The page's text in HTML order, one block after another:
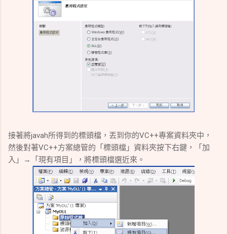
接著將javah所得到的標頭檔，丟到你的VC++專案資料夾中，
然後對著VC++方案總管的「標頭檔」資料夾按下右鍵，「加
入」→「現有項目」，將標頭檔選近來。